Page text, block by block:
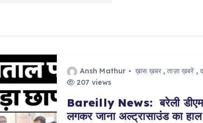
Ansh Mathur ख़ास ख़बर ,ताज़ा ख़बरें ,
207 views
Bareilly News: बरेली डीएम
लगकर जाना अल्ट्रासाउंड का हाल